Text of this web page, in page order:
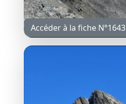
Accéder à la fiche N°1643